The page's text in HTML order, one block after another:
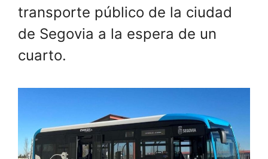
transporte público de la ciudad
de Segovia a la espera de un
cuarto.